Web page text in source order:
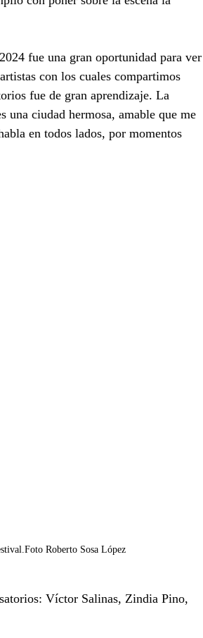
fue una gran oportunidad para ver
con los cuales compartimos
fue de gran aprendizaje. La
ciudad hermosa, amable que me
en todos lados, por momentos
Roberto Sosa López
Víctor Salinas, Zindia Pino,